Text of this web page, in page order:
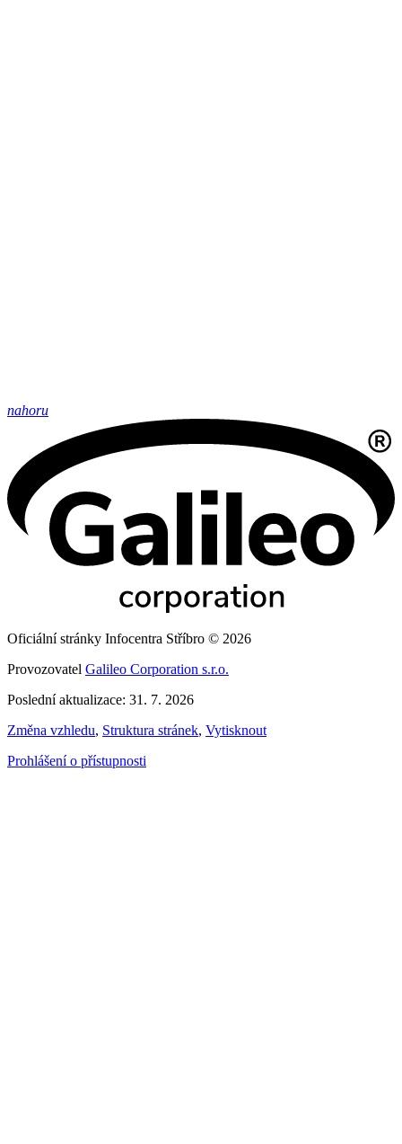
nahoru
Oficiální stránky Infocentra Stříbro © 2026
Provozovatel Galileo Corporation s.r.o.
Poslední aktualizace: 31. 7. 2026
Změna vzhledu, Struktura stránek, Vytisknout
Prohlášení o přístupnosti